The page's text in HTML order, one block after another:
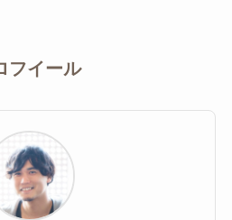
フイール